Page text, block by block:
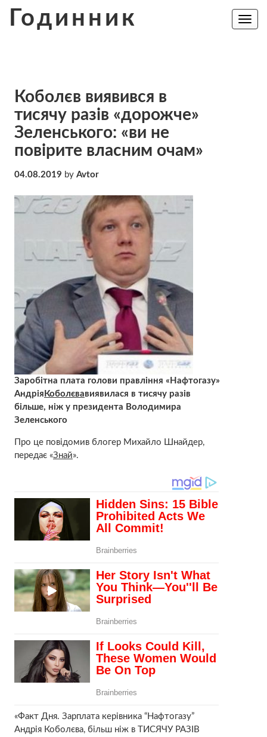
Годинник
Toggle
Коболєв виявився в
тисячу разів «дорожче»
Зеленського: «ви не
повірите власним очам»
04.08.2019 by Avtor
Заробітна плата голови правління «Нафтогазу»
Андрія Коболєвавиявилася в тисячу разів
більше, ніж у президента Володимира
Зеленського
Про це повідомив блогер Михайло Шнайдер,
передає «Знай».
«Факт Дня. Зарплата керівника “Нафтогазу”
Андрія Коболєва, більш ніж в ТИСЯЧУ РАЗІВ